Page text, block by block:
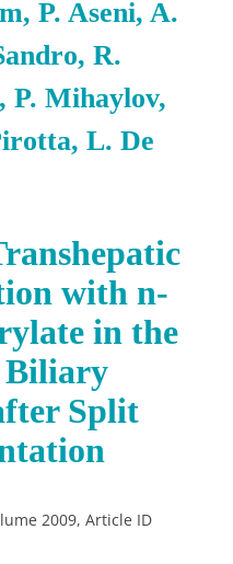
P. Aseni, A.
R.
P. Mihaylov,
L. De
with n-
in the
Biliary
Split
2009, Article ID